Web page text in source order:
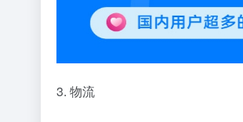
3. 物流